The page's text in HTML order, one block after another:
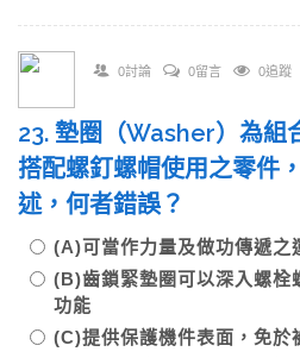
0討論 0留言 0追蹤
23. 墊圈（Washer）為組
搭配螺釘螺帽使用之零件
述，何者錯誤？
(A)可當作力量及做功傳遞
(B)齒鎖緊墊圈可以深入螺栓
功能
(C)提供保護機件表面，免